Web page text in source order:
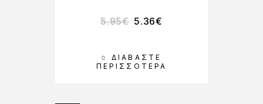
ΔΙΑΒΆΣΤΕ
ΠΕΡΙΣΣΌΤΕΡΑ
5.95€ 5.36€